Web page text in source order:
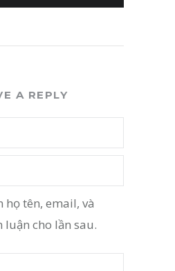
A REPLY
họ tên, email, và
cho lần sau.